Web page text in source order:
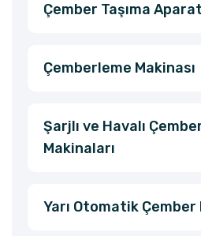
Çember Taşıma
Çemberleme Makinası
Şarjlı ve Havalı
Makinaları
Yarı Otomatik Çember